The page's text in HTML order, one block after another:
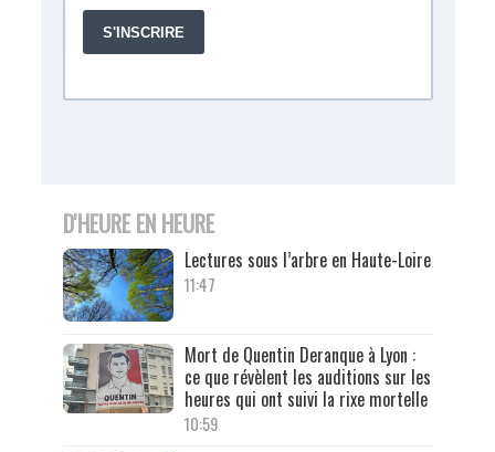
D'HEURE EN HEURE
Lectures sous l’arbre en Haute-Loire
11:47
Mort de Quentin Deranque à Lyon :
ce que révèlent les auditions sur les
heures qui ont suivi la rixe mortelle
10:59